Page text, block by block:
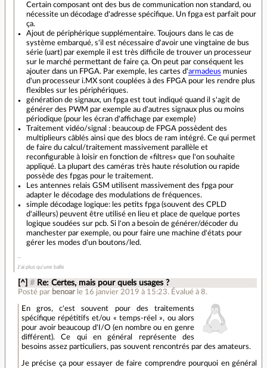
Certain composant ont des bus de communication non standard, ou
nécessite un décodage d'adresse spécifique. Un fpga est parfait pour
ça.
Ajout de périphérique supplémentaire. Toujours dans le cas de
système embarqué, s'il est nécessaire d'avoir une vingtaine de bus
série (uart) par exemple il est très difficile de trouver un processeur
sur le marché permettant de faire ça. On peut par conséquent les
ajouter dans un FPGA. Par exemple, les cartes d'armadeus munies
d'un processeur i.MX sont couplées à des FPGA pour les rendre plus
flexibles sur les périphériques.
génération de signaux, un fpga est tout indiqué quand il s'agit de
générer des PWM par exemple au d'autres signaux plus ou moins
périodique (pour les écran d'affichage par exemple)
Traitement vidéo/signal : beaucoup de FPGA possèdent des
multiplieurs câblés ainsi que des blocs de ram intégré. Ce qui permet
de faire du calcul/traitement massivement parallèle et
reconfigurable à loisir en fonction de «filtres» que l'on souhaite
appliqué. La plupart des caméras très haute résolution ou rapide
possède des fpgas pour le traitement.
Les antennes relais GSM utilisent massivement des fpga pour
adapter le décodage des modulations de fréquences.
simple décodage logique: les petits fpga (souvent des CPLD
d'ailleurs) peuvent être utilisé en lieu et place de quelque portes
logique soudées sur pcb. Si l'on a besoin de générer/décoder du
manchester par exemple, ou pour faire une machine d'états pour
gérer les modes d'un boutons/led.
J'ai plus qu'une balle
[^] # Re: Certes, mais pour quels usages ?
Posté par benoar le 16 janvier 2019 à 15:23. Évalué à 8.
En gros, c'est souvent pour des traitements
spécifique répétitifs et/ou « temps-réel », ou alors
pour avoir beaucoup d'I/O (en nombre ou en genre
différent). Ce qui en général représente des
besoins assez particuliers, pas souvent rencontrés par des amateurs.
Je précise ça pour essayer de faire comprendre pourquoi en général